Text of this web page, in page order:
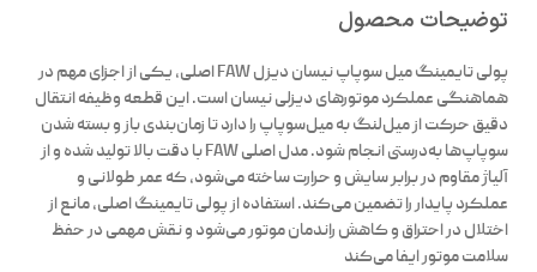
توضیحات محصول
پولی تایمینگ میل سوپاپ نیسان دیزل FAW اصلی، یکی از اجزای مهم در
هماهنگی عملکرد موتورهای دیزلی نیسان است. این قطعه وظیفه انتقال
دقیق حرکت از میل‌لنگ به میل‌سوپاپ را دارد تا زمان‌بندی باز و بسته شدن
سوپاپ‌ها به‌درستی انجام شود. مدل اصلی FAW با دقت بالا تولید شده و از
آلیاژ مقاوم در برابر سایش و حرارت ساخته می‌شود، که عمر طولانی و
عملکرد پایدار را تضمین می‌کند. استفاده از پولی تایمینگ اصلی، مانع از
اختلال در احتراق و کاهش راندمان موتور می‌شود و نقش مهمی در حفظ
سلامت موتور ایفا می‌کند